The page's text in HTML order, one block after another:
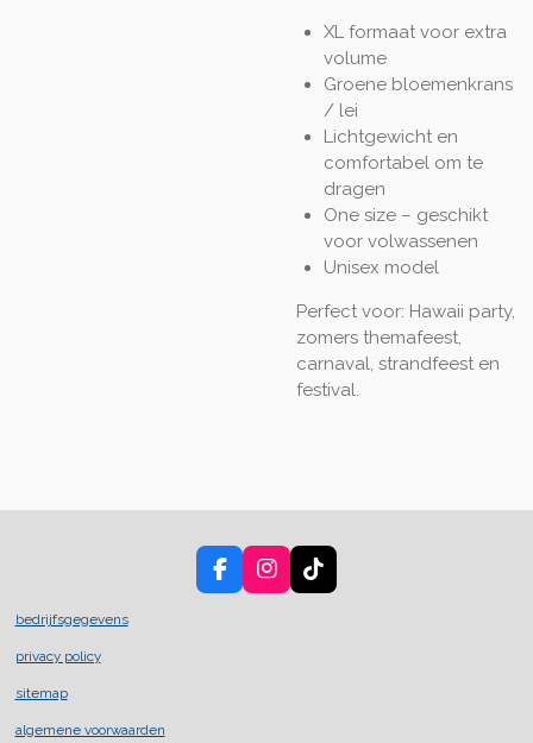
XL formaat voor extra
volume
Groene bloemenkrans
/ lei
Lichtgewicht en
comfortabel om te
dragen
One size – geschikt
voor volwassenen
Unisex model
Perfect voor: Hawaii party,
zomers themafeest,
carnaval, strandfeest en
festival.
F
a
I
n
T
i
bedrijfsgegevens
privacy policy
sitemap
algemene voorwaarden